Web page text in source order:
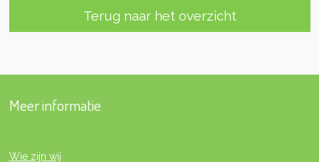
Terug naar het overzicht
Meer informatie
Wie zijn wij